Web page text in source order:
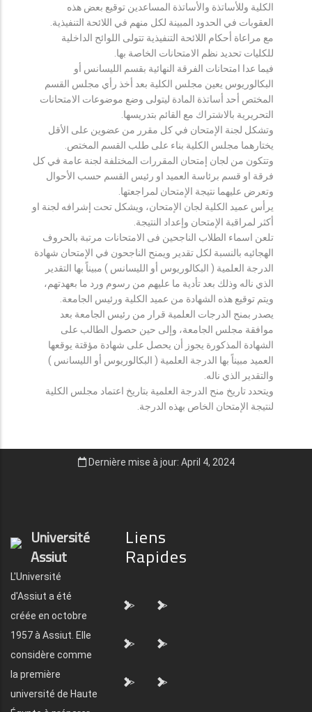
الكلية وللأساتذة والأساتذة المساعدين توقيع بعض هذه
العقوبات في الحدود المبينة لكل منهم في اللائحة التنفيذية.
مع مراعاة أحكام اللائحة التنفيذية تتولى اللوائح الداخلية
للكليات تحديد نظم الامتحانات الخاصة بها.
فيما عدا امتحانات الفرقة النهائية بقسم الليسانس أو
البكالوريوس يعين مجلس الكلية بعد أخذ رأي مجلس القسم
المختص أحد أساتذة المادة ليتولى وضع موضوعات الامتحانات
التحريرية بالاشتراك مع القائم بتدريسها.
وتشكل لجنة الإمتحان في كل مقرر من عضوين على الأقل
يختارهما مجلس الكلية بناء على طلب القسم المختص.
وتتكون من لجان إمتحان المقررات المختلفة لجنة عامة في كل
فرقة او قسم برئاسة العميد او رئيس القسم حسب الأحوال
وتعرض عليهما نتيجة الإمتحان لمراجعتها.
يرأس عميد الكلية لجان الإمتحان، ويشكل تحت إشرافه لجنة او
أكثر لمراقبة الإمتحان وإعداد النتيجة.
تلعن اسماء الطلاب الناجحين فى الامتحانات مرتبة بالحروف
الهجائيه بالنسبة لكل تقدير ويمنح الناجحون في الإمتحان شهادة
الدرجة العلمية ( البكالوريوس أو الليسانس ) مبيناً بها التقدير
الذي ناله وذلك بعد تأدية ما عليهم من رسوم ورد ما بعهدتهم،
ويتم توقيع هذه الشهادة من عميد الكلية ورئيس الجامعة.
يصدر بمنح الدرجات العلمية قرار من رئيس الجامعة بعد
موافقة مجلس الجامعة، وإلى حين حصول الطالب على
الشهادة المذكورة يجوز أن يحصل على شهادة مؤقتة يوقعها
العميد مبيناً بها الدرجة العلمية ( البكالوريوس أو الليسانس )
والتقدير الذي ناله.
ويتحدد تاريخ منح الدرجة العلمية بتاريخ اعتماد مجلس الكلية
لنتيجة الإمتحان الخاص بهذه الدرجة.
Dernière mise à jour: April 4, 2024
Université
Assiut
L'Université
d'Assiut a été
créée en octobre
1957 à Assiut. Elle
considère comme
la première
université de Haute
Liens
Rapides
"> ">
"> ">
"> ">